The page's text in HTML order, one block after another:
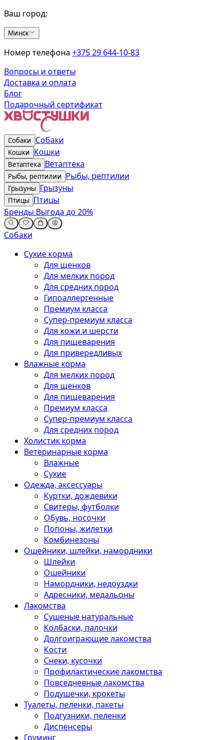
Ваш город:
Минск
Номер телефона +375 29 644-10-83
Вопросы и ответы
Доставка и оплата
Блог
Подарочный сертификат
Собаки Собаки
Кошки Кошки
Ветаптека Ветаптека
Рыбы, рептилии Рыбы, рептилии
Грызуны Грызуны
Птицы Птицы
Бренды Выгода до 20%
Собаки
Сухие корма
Для щенков
Для мелких пород
Для средних пород
Гипоаллергенные
Премиум класса
Супер-премиум класса
Для кожи и шерсти
Для пищеварения
Для привередливых
Влажные корма
Для мелких пород
Для щенков
Для пищеварения
Премиум класса
Супер-премиум класса
Для средних пород
Холистик корма
Ветеринарные корма
Влажные
Сухие
Одежда, аксессуары
Куртки, дождевики
Свитеры, футболки
Обувь, носочки
Попоны, жилетки
Комбинезоны
Ошейники, шлейки, намордники
Шлейки
Ошейники
Намордники, недоуздки
Адресники, медальоны
Лакомства
Сушеные натуральные
Колбаски, палочки
Долгоиграющие лакомства
Кости
Снеки, кусочки
Профилактические лакомства
Повседневные лакомства
Подушечки, крокеты
Туалеты, пеленки, пакеты
Подгузники, пеленки
Диспенсеры
Груминг